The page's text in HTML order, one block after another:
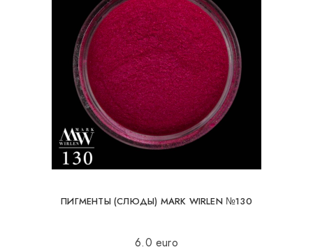
ПИГМЕНТЫ (СЛЮДЫ) MARK WIRLEN №130
6.0 euro